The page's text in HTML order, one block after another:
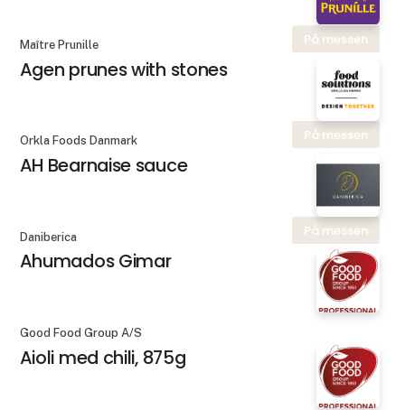
På messen
Maître Prunille
Agen prunes with stones
På messen
Orkla Foods Danmark
AH Bearnaise sauce
På messen
Daniberica
Ahumados Gimar
Good Food Group A/S
Aioli med chili, 875g